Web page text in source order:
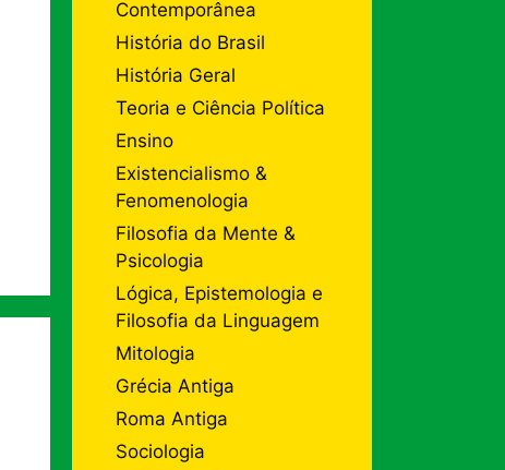
Contemporânea
História do Brasil
História Geral
Teoria e Ciência Política
Ensino
Existencialismo &
Fenomenologia
Filosofia da Mente &
Psicologia
Lógica, Epistemologia e
Filosofia da Linguagem
Mitologia
Grécia Antiga
Roma Antiga
Sociologia